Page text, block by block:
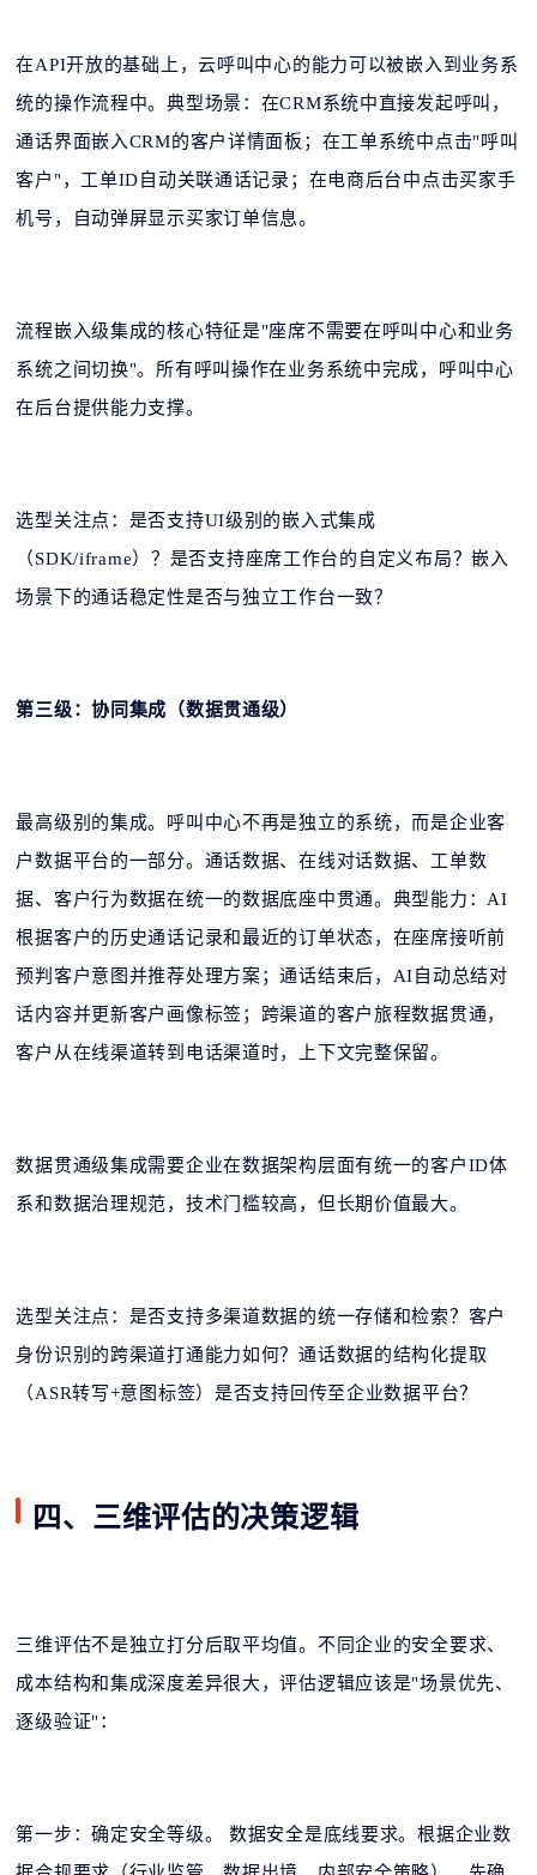
在API开放的基础上，云呼叫中心的能力可以被嵌入到业务系
统的操作流程中。典型场景：在CRM系统中直接发起呼叫，
通话界面嵌入CRM的客户详情面板；在工单系统中点击"呼叫
客户"，工单ID自动关联通话记录；在电商后台中点击买家手
机号，自动弹屏显示买家订单信息。
流程嵌入级集成的核心特征是"座席不需要在呼叫中心和业务
系统之间切换"。所有呼叫操作在业务系统中完成，呼叫中心
在后台提供能力支撑。
选型关注点：是否支持UI级别的嵌入式集成
（SDK/iframe）？是否支持座席工作台的自定义布局？嵌入
场景下的通话稳定性是否与独立工作台一致？
第三级：协同集成（数据贯通级）
最高级别的集成。呼叫中心不再是独立的系统，而是企业客
户数据平台的一部分。通话数据、在线对话数据、工单数
据、客户行为数据在统一的数据底座中贯通。典型能力：AI
根据客户的历史通话记录和最近的订单状态，在座席接听前
预判客户意图并推荐处理方案；通话结束后，AI自动总结对
话内容并更新客户画像标签；跨渠道的客户旅程数据贯通，
客户从在线渠道转到电话渠道时，上下文完整保留。
数据贯通级集成需要企业在数据架构层面有统一的客户ID体
系和数据治理规范，技术门槛较高，但长期价值最大。
选型关注点：是否支持多渠道数据的统一存储和检索？客户
身份识别的跨渠道打通能力如何？通话数据的结构化提取
（ASR转写+意图标签）是否支持回传至企业数据平台？
四、三维评估的决策逻辑
三维评估不是独立打分后取平均值。不同企业的安全要求、
成本结构和集成深度差异很大，评估逻辑应该是"场景优先、
逐级验证"：
第一步：确定安全等级。 数据安全是底线要求。根据企业数